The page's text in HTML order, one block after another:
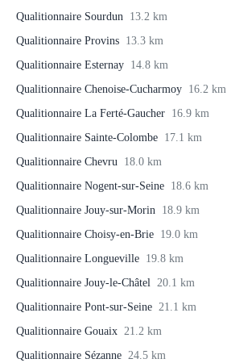
Qualitionnaire Sourdun 13.2 km
Qualitionnaire Provins 13.3 km
Qualitionnaire Esternay 14.8 km
Qualitionnaire Chenoise-Cucharmoy 16.2 km
Qualitionnaire La Ferté-Gaucher 16.9 km
Qualitionnaire Sainte-Colombe 17.1 km
Qualitionnaire Chevru 18.0 km
Qualitionnaire Nogent-sur-Seine 18.6 km
Qualitionnaire Jouy-sur-Morin 18.9 km
Qualitionnaire Choisy-en-Brie 19.0 km
Qualitionnaire Longueville 19.8 km
Qualitionnaire Jouy-le-Châtel 20.1 km
Qualitionnaire Pont-sur-Seine 21.1 km
Qualitionnaire Gouaix 21.2 km
Qualitionnaire Sézanne 24.5 km